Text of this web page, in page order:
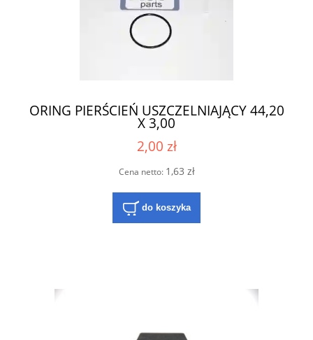
ORING PIERŚCIEŃ USZCZELNIAJĄCY 44,20
X 3,00
2,00 zł
Cena netto: 1,63 zł
do koszyka